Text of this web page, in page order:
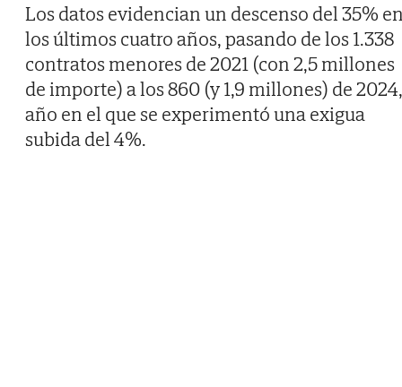
Los datos evidencian un descenso del 35%
los últimos cuatro años, pasando de los 1.338
contratos menores de 2021 (con 2,5 millones
de importe) a los 860 (y 1,9 millones) de 2024,
año en el que se experimentó una exigua
subida del 4%.